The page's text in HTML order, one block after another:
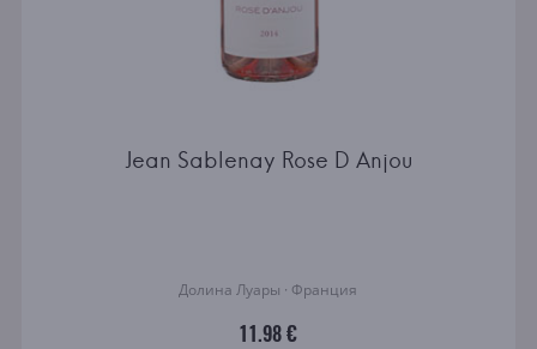
Jean Sablenay Rose D Anjou
Долина Луары · Франция
11.98 €